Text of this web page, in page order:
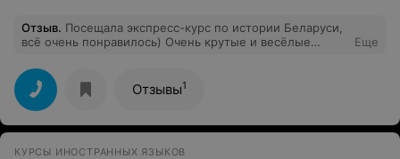
Отзыв. Посещала экспресс-курс по истории Беларуси,
всё очень понравилось) Очень крутые и весёлые
спасибо за подготовку, я довольна результатом
Еще
Отзывы1
КУРСЫ ИНОСТРАННЫХ ЯЗЫКОВ